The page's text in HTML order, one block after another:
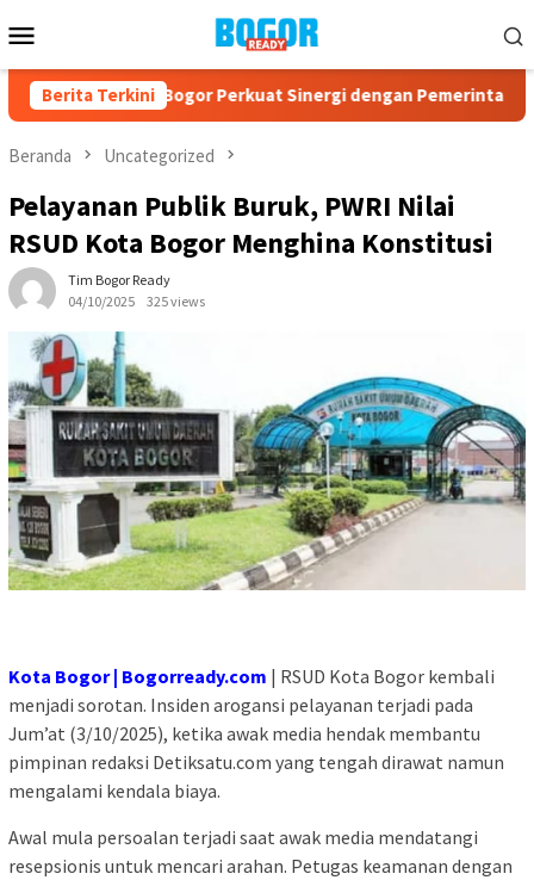
ke
Mobile
Berita Terkini
PPAD Kota Bogor Perkuat Sinergi dengan Pemerintah dan
Beranda Uncategorized
Pelayanan Publik Buruk, PWRI Nilai
RSUD Kota Bogor Menghina Konstitusi
Tim Bogor Ready
04/10/2025
325 views
Kota Bogor | Bogorready.com | RSUD Kota Bogor kembali
menjadi sorotan. Insiden arogansi pelayanan terjadi pada
Jum’at (3/10/2025), ketika awak media hendak membantu
pimpinan redaksi Detiksatu.com yang tengah dirawat namun
mengalami kendala biaya.
Awal mula persoalan terjadi saat awak media mendatangi
resepsionis untuk mencari arahan. Petugas keamanan dengan